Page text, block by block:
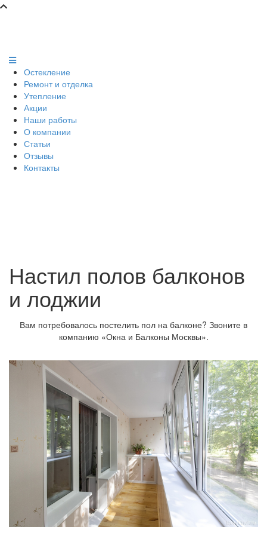
Остекление
Ремонт и отделка
Утепление
Акции
Наши работы
О компании
Статьи
Отзывы
Контакты
Настил полов балконов
и лоджии
Вам потребовалось постелить пол на балконе? Звоните в
компанию «Окна и Балконы Москвы».